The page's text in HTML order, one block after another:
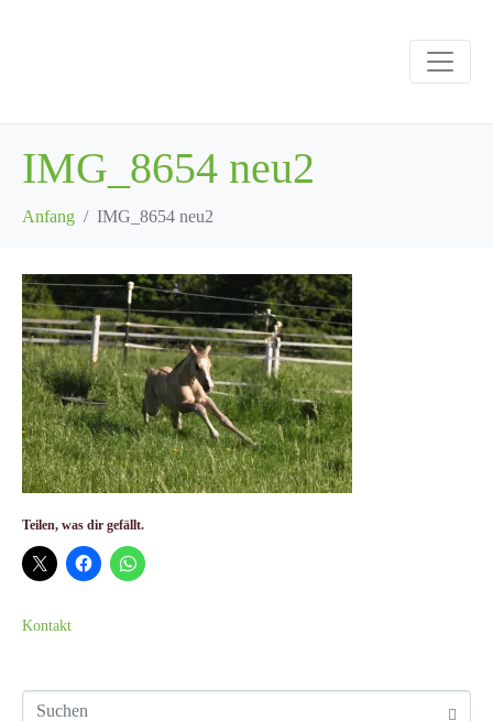
IMG_8654 neu2
Anfang IMG_8654 neu2
Teilen, was dir gefällt.
Kontakt